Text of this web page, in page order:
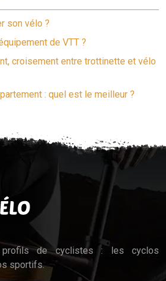
son vélo ?
de VTT ?
croisement entre trottinette et vélo
: quel est le meilleur ?
profils de cyclistes : les cyclos
sportifs.